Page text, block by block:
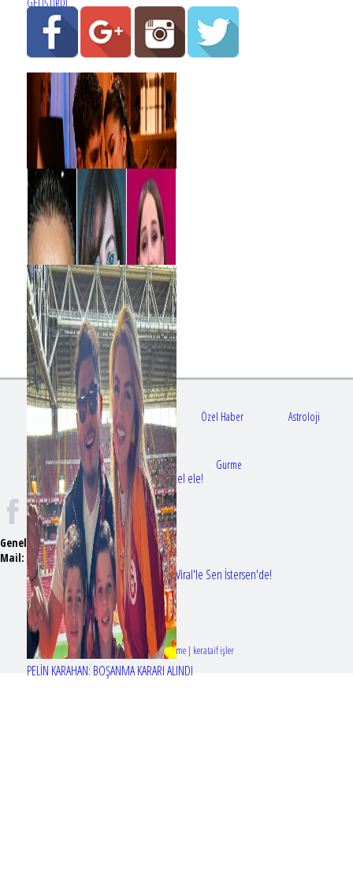
Bir dizi aşkı daha gerçek oldu: Sette el ele!
Erol Köse'nin mektupları ilk kez Nur Viral'le Sen İstersen'de!
PELİN KARAHAN: BOŞANMA KARARI ALINDI
Gündem Sağlık Özel Haber Astroloji
Doktorlar Gurme
Genel Yayın Yönetmeni:Seyhan Erdağ
Mail:
emizmagazin@gmail.com
Tasarım & Geliştirme | kerataif işler